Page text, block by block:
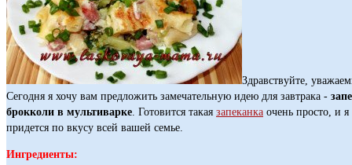
Здравствуйте,
Сегодня я хочу вам предложить замечательную идею для завтрака -
брокколи в мультиварке . Готовится такая запеканка очень просто, и
придется по вкусу всей вашей семье.
Ингредиенты: